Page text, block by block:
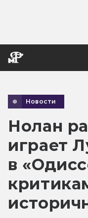
Новости
Нолан
играет
в